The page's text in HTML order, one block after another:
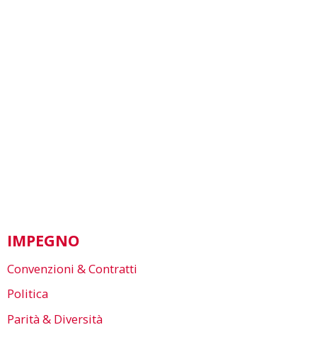
IMPEGNO
Convenzioni & Contratti
Politica
Parità & Diversità